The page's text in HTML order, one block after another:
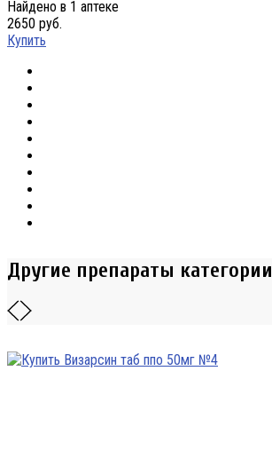
Найдено в 1 аптеке
2650 руб.
Купить
Другие препараты категории